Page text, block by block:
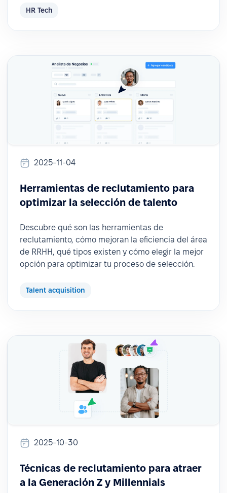
HR Tech
2025-11-04
Herramientas de reclutamiento para
optimizar la selección de talento
Descubre qué son las herramientas de
reclutamiento, cómo mejoran la eficiencia del área
de RRHH, qué tipos existen y cómo elegir la mejor
opción para optimizar tu proceso de selección.
Talent acquisition
2025-10-30
Técnicas de reclutamiento para atraer
a la Generación Z y Millennials